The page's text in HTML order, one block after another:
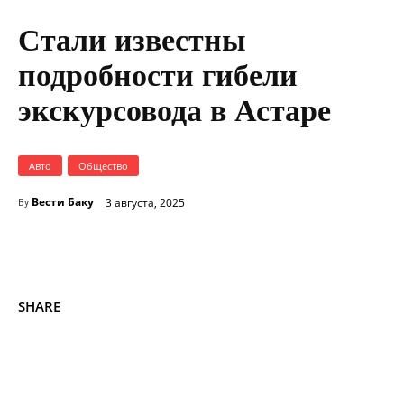
Стали известны
подробности гибели
экскурсовода в Астаре
Авто Общество
By Вести Баку 3 августа, 2025
SHARE